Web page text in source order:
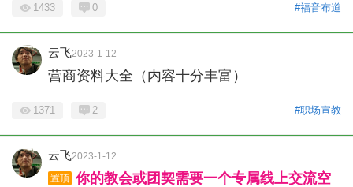
#福音布道
1433 0
云飞2023-1-12
营商资料大全（内容十分丰富）
#职场宣教
1371 2
云飞2023-1-12
置顶 你的教会或团契需要一个专属线上交流空